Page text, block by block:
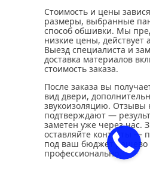
Стоимость и цены
размеры, выбранные
способ обшивки. Мы
низкие цены, действует
Выезд специалиста и
доставка материалов
стоимость заказа.
После заказа вы
вид двери,
звукоизоляцию. Отзывы
подтверждают —
заметен уже через час.
оставляйте контакты —
под ваш бюджет дешево
профессионально.